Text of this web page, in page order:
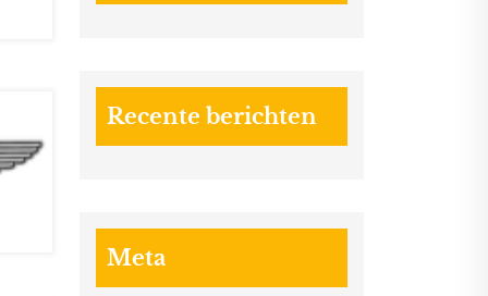
Recente berichten
Meta